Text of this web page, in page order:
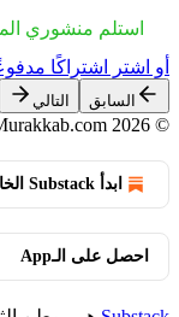
استلم منشوري
أو اشترِ اشتراكًا
السابق التالي
© 2026 Murakkab.com
ابدأ Substack الخاص بك
احصل على الـApp